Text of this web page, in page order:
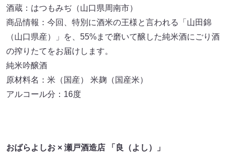
酒蔵：はつもみぢ（山口県周南市）
商品情報：今回、特別に酒米の王様と言われる「山田錦
（山口県産）」を、55%まで磨いて醸した純米酒にごり酒
の搾りたてをお届けします。
純米吟醸酒
原材料名：米（国産） 米麹（国産米）
アルコール分：16度
おばらよしお × 瀬戸酒造店 「良（よし）」